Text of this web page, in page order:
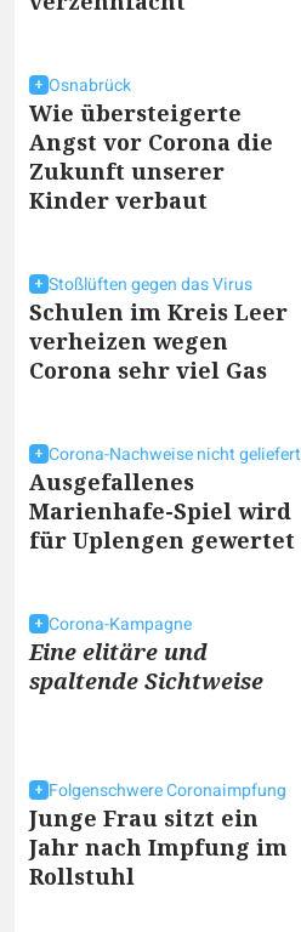
Osnabrück
Wie übersteigerte
Angst vor Corona die
Zukunft unserer
Kinder verbaut
Stoßlüften gegen das Virus
Schulen im Kreis Leer
verheizen wegen
Corona sehr viel Gas
Corona-Nachweise nicht geliefert
Ausgefallenes
Marienhafe-Spiel wird
für Uplengen gewertet
Corona-Kampagne
Eine elitäre und
spaltende Sichtweise
Folgenschwere Coronaimpfung
Junge Frau sitzt ein
Jahr nach Impfung im
Rollstuhl